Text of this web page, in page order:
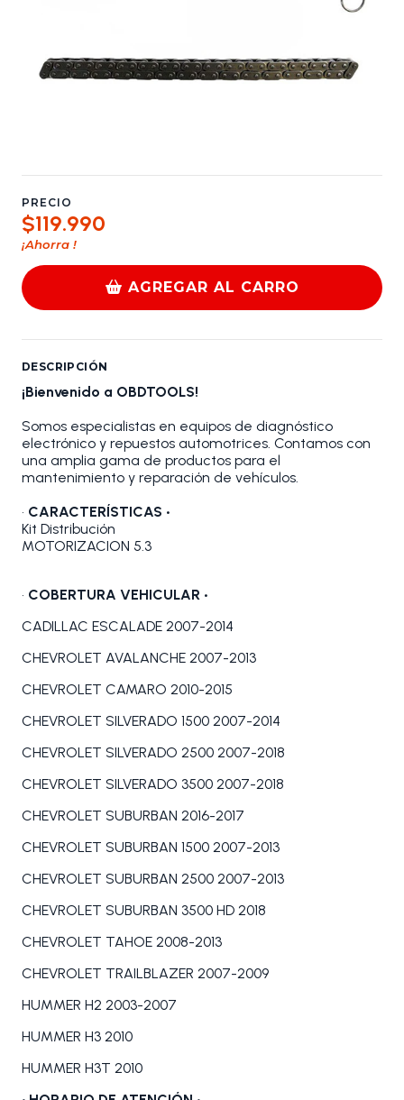
PRECIO
$119.990
¡Ahorra !
AGREGAR AL CARRO
DESCRIPCIÓN
¡Bienvenido a OBDTOOLS!
Somos especialistas en equipos de diagnóstico
electrónico y repuestos automotrices. Contamos con
una amplia gama de productos para el
mantenimiento y reparación de vehículos.
• CARACTERÍSTICAS •
Kit Distribución
MOTORIZACION 5.3
• COBERTURA VEHICULAR •
CADILLAC ESCALADE 2007-2014
CHEVROLET AVALANCHE 2007-2013
CHEVROLET CAMARO 2010-2015
CHEVROLET SILVERADO 1500 2007-2014
CHEVROLET SILVERADO 2500 2007-2018
CHEVROLET SILVERADO 3500 2007-2018
CHEVROLET SUBURBAN 2016-2017
CHEVROLET SUBURBAN 1500 2007-2013
CHEVROLET SUBURBAN 2500 2007-2013
CHEVROLET SUBURBAN 3500 HD 2018
CHEVROLET TAHOE 2008-2013
CHEVROLET TRAILBLAZER 2007-2009
HUMMER H2 2003-2007
HUMMER H3 2010
HUMMER H3T 2010